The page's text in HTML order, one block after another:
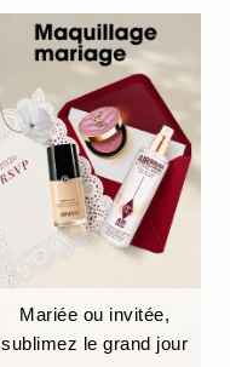
Mariée ou invitée,
sublimez le grand jour